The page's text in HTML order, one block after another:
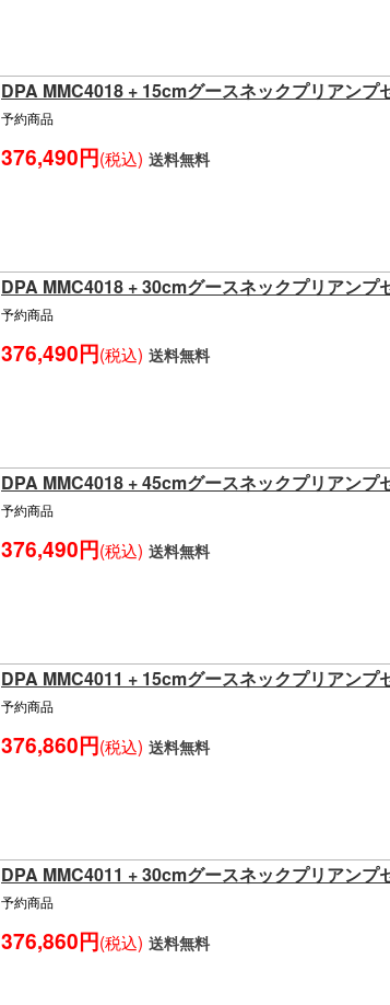
DPA MMC4018 + 15cmグースネックプリアンプ
予約商品
376,490円(税込) 送料無料
DPA MMC4018 + 30cmグースネックプリアンプ
予約商品
376,490円(税込) 送料無料
DPA MMC4018 + 45cmグースネックプリアンプ
予約商品
376,490円(税込) 送料無料
DPA MMC4011 + 15cmグースネックプリアンプ
予約商品
376,860円(税込) 送料無料
DPA MMC4011 + 30cmグースネックプリアンプ
予約商品
376,860円(税込) 送料無料